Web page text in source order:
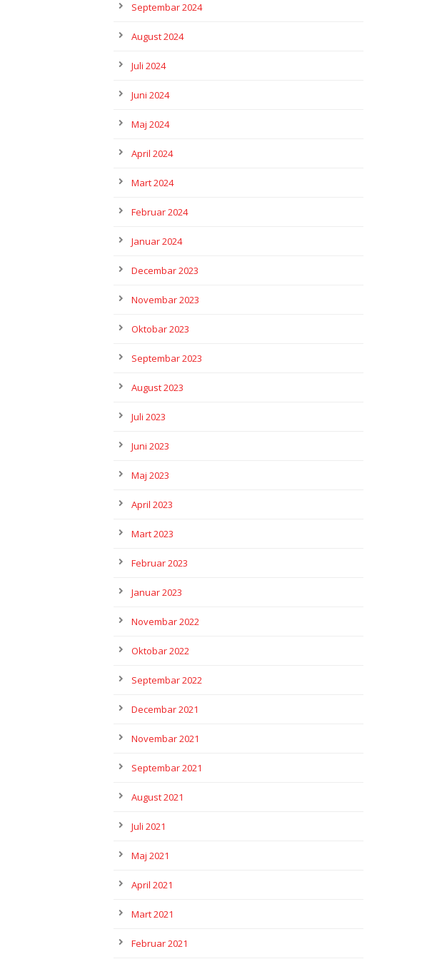
Septembar 2024
August 2024
Juli 2024
Juni 2024
Maj 2024
April 2024
Mart 2024
Februar 2024
Januar 2024
Decembar 2023
Novembar 2023
Oktobar 2023
Septembar 2023
August 2023
Juli 2023
Juni 2023
Maj 2023
April 2023
Mart 2023
Februar 2023
Januar 2023
Novembar 2022
Oktobar 2022
Septembar 2022
Decembar 2021
Novembar 2021
Septembar 2021
August 2021
Juli 2021
Maj 2021
April 2021
Mart 2021
Februar 2021